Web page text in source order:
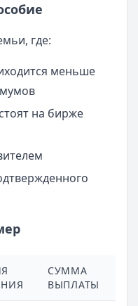
где:
меньше
на бирже
СУММА
ВЫПЛАТЫ